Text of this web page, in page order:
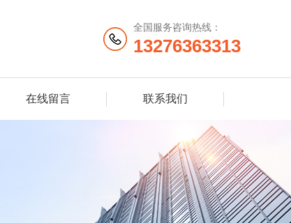
全国服务咨询热线：
13276363313
在线留言 联系我们